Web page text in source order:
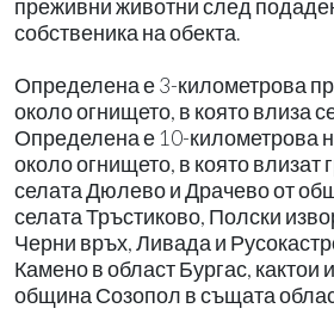
преживни животни след
собственика на обекта.
Определена е 3-километрова
около огнището, в която влиза
Определена е 10-километрова
около огнището, в която влизат
селата Дюлево и Драчево от
селата Тръстиково, Полски
Черни връх, Ливада и
Камено в област Бургас, кактои
община Созопол в същата